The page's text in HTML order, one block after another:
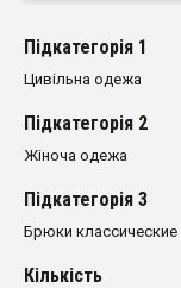
Пiдкатегорiя 1
Цивільна одежа
Пiдкатегорiя 2
Жіноча одежа
Пiдкатегорiя 3
Брюки классические
Кількість